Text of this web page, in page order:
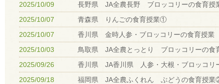
2025/10/09
長野県 JA全農長野 ブロッコリーの食育授
2025/10/07
青森県 りんごの食育授業①
2025/10/07
香川県 金時人参・ブロッコリーの食育授業
2025/10/03
鳥取県 JA全農とっとり ブロッコリーの食
2025/09/26
香川県 JA香川県 人参・大根・ブロッコリ
2025/09/18
福岡県 JA全農ふくれん ぶどうの食育授